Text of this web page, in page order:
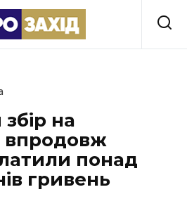
на
впродовж
понад
гривень